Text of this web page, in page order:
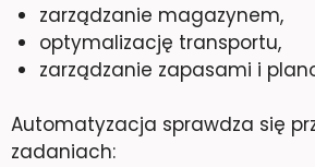
zarządzanie magazynem,
optymalizację transportu,
zarządzanie zapasami i
Automatyzacja sprawdza się
zadaniach: